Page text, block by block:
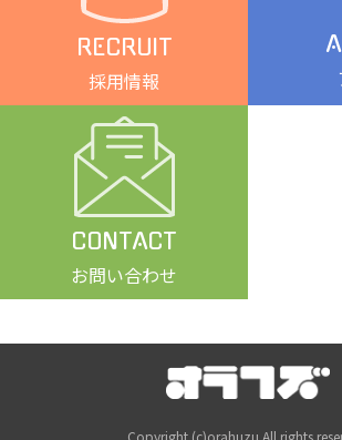
RECRUIT
採用情報
CONTACT
お問い合わせ